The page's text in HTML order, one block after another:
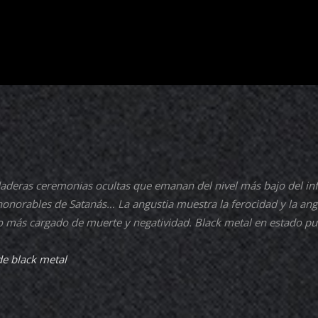
ceremonias ocultas que emanan del nivel más bajo del
de Satanás… La angustia muestra la ferocidad y la
más cargado de muerte y negatividad. Black metal en estado
black metal